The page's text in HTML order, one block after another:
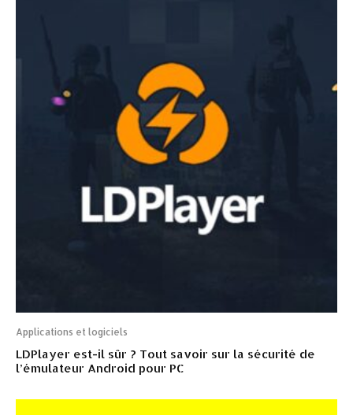
Applications et logiciels
LDPlayer est-il sûr ? Tout savoir sur la sécurité de
l’émulateur Android pour PC